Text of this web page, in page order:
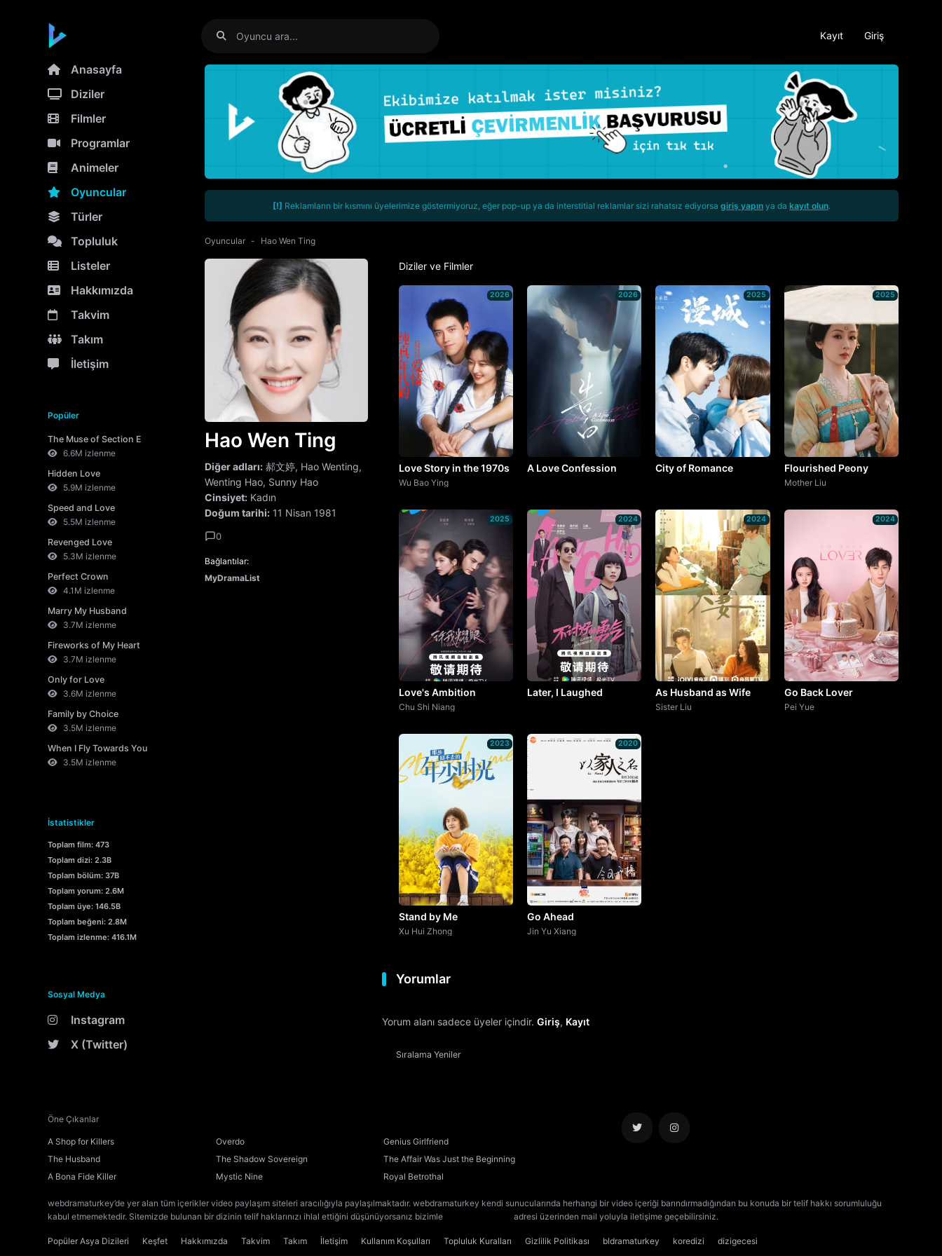
Kayıt Giriş
Anasayfa
Diziler
Filmler
Programlar
Animeler
Oyuncular
Türler
Topluluk
Listeler
Hakkımızda
Takvim
Takım
İletişim
Popüler
The Muse of Section E
6.6M izlenme
Hidden Love
5.9M izlenme
Speed and Love
5.5M izlenme
Revenged Love
5.3M izlenme
Perfect Crown
4.1M izlenme
Marry My Husband
3.7M izlenme
Fireworks of My Heart
3.7M izlenme
Only for Love
3.6M izlenme
Family by Choice
3.5M izlenme
When I Fly Towards You
3.5M izlenme
İstatistikler
Toplam film: 473
Toplam dizi: 2.3B
Toplam bölüm: 37B
Toplam yorum: 2.6M
Toplam üye: 146.5B
Toplam beğeni: 2.8M
Toplam izlenme: 416.1M
Sosyal Medya
Instagram
X (Twitter)
[!] Reklamların bir kısmını üyelerimize göstermiyoruz, eğer pop-up ya da interstitial reklamlar sizi rahatsız ediyorsa giriş yapın ya da kayıt olun.
Oyuncular Hao Wen Ting
Hao Wen Ting
Diğer adları: 郝文婷, Hao Wenting,
Wenting Hao, Sunny Hao
Cinsiyet: Kadın
Doğum tarihi: 11 Nisan 1981
0
Bağlantılar:
MyDramaList
Diziler ve Filmler
2026
Love Story in the 1970s
Wu Bao Ying
2026
A Love Confession
2025
City of Romance
2025
Flourished Peony
Mother Liu
2025
Love's Ambition
Chu Shi Niang
2024
Later, I Laughed
2024
As Husband as Wife
Sister Liu
2024
Go Back Lover
Pei Yue
2023
Stand by Me
Xu Hui Zhong
2020
Go Ahead
Jin Yu Xiang
Yorumlar
Yorum alanı sadece üyeler içindir. Giriş, Kayıt
Sıralama Yeniler
Öne Çıkanlar
A Shop for Killers Overdo
Genius Girlfriend
The Husband
The Shadow Sovereign
The Affair Was Just the Beginning
A Bona Fide Killer
Mystic Nine Royal Betrothal
webdramaturkey’de yer alan tüm içerikler video paylaşım siteleri aracılığıyla paylaşılmaktadır. webdramaturkey kendi sunucularında herhangi bir video içeriği barındırmadığından bu konuda bir telif hakkı sorumluluğu
kabul etmemektedir. Sitemizde bulunan bir dizinin telif haklarınızı ihlal ettiğini düşünüyorsanız bizimle
adresi üzerinden mail yoluyla iletişime geçebilirsiniz.
Popüler Asya Dizileri Keşfet Hakkımızda Takvim Takım İletişim Kullanım Koşulları Topluluk Kuralları Gizlilik Politikası bldramaturkey koredizi
dizigecesi